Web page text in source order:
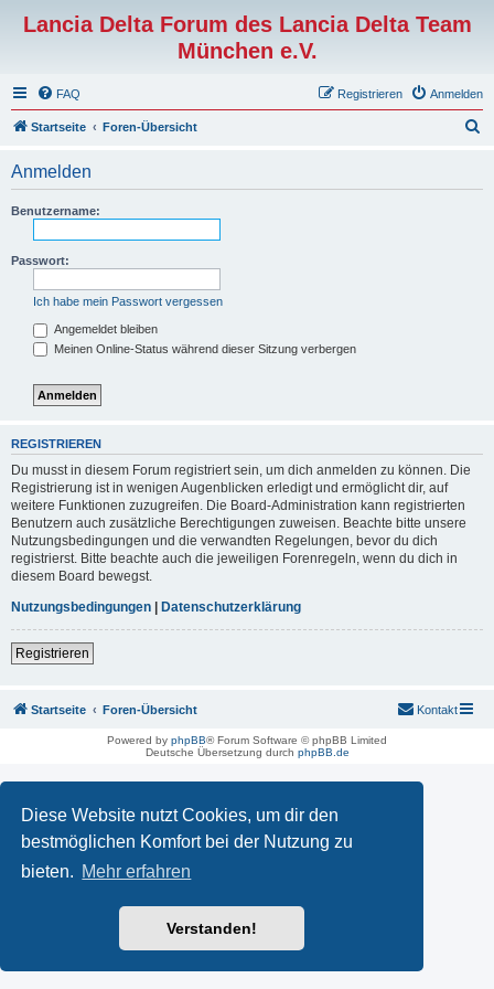
Diese Website nutzt Cookies, um dir den
bestmöglichen Komfort bei der Nutzung zu
bieten. Mehr erfahren
Verstanden!
Lancia Delta Forum des Lancia Delta Team
München e.V.
FAQ Anmelden
Registrieren
Startseite Foren-Übersicht
Anmelden
Benutzername:
Passwort:
Ich habe mein Passwort vergessen
Angemeldet bleiben
Meinen Online-Status während dieser Sitzung verbergen
REGISTRIEREN
Du musst in diesem Forum registriert sein, um dich anmelden zu können. Die
Registrierung ist in wenigen Augenblicken erledigt und ermöglicht dir, auf
weitere Funktionen zuzugreifen. Die Board-Administration kann registrierten
Benutzern auch zusätzliche Berechtigungen zuweisen. Beachte bitte unsere
Nutzungsbedingungen und die verwandten Regelungen, bevor du dich
registrierst. Bitte beachte auch die jeweiligen Forenregeln, wenn du dich in
diesem Board bewegst.
Nutzungsbedingungen | Datenschutzerklärung
Registrieren
Startseite Foren-Übersicht Kontakt
Powered by phpBB® Forum Software © phpBB Limited
Deutsche Übersetzung durch phpBB.de